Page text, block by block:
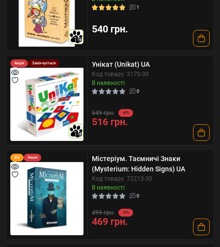
10
1
540 грн.
Акція Закінчується
10
Унікат (Unikat) UA
Код товару: 3170-30
В наявності
0
549 грн. -6%
516 грн.
Хіт Акція
Містеріум. Таємничі Знаки
(Mysterium: Hidden Signs) UA
Код товару: 72213-30
В наявності
0
499 грн. -6%
469 грн.